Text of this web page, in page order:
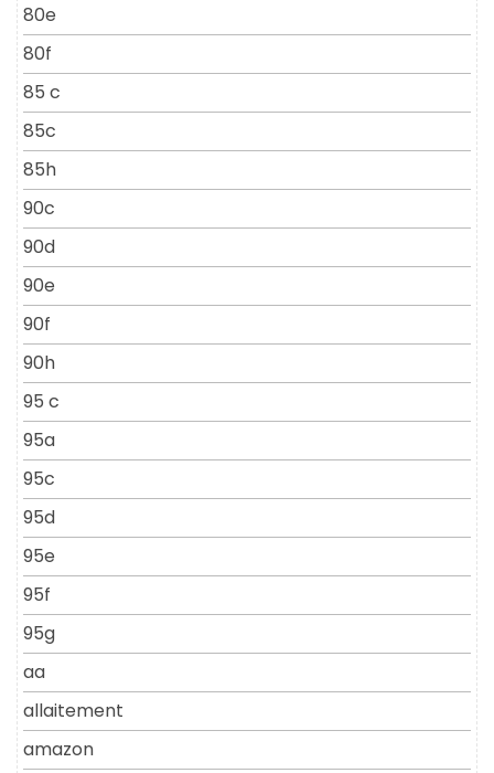
80e
80f
85 c
85c
85h
90c
90d
90e
90f
90h
95 c
95a
95c
95d
95e
95f
95g
aa
allaitement
amazon